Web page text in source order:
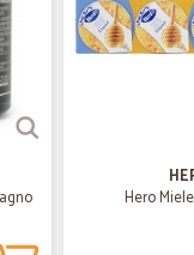
Hero